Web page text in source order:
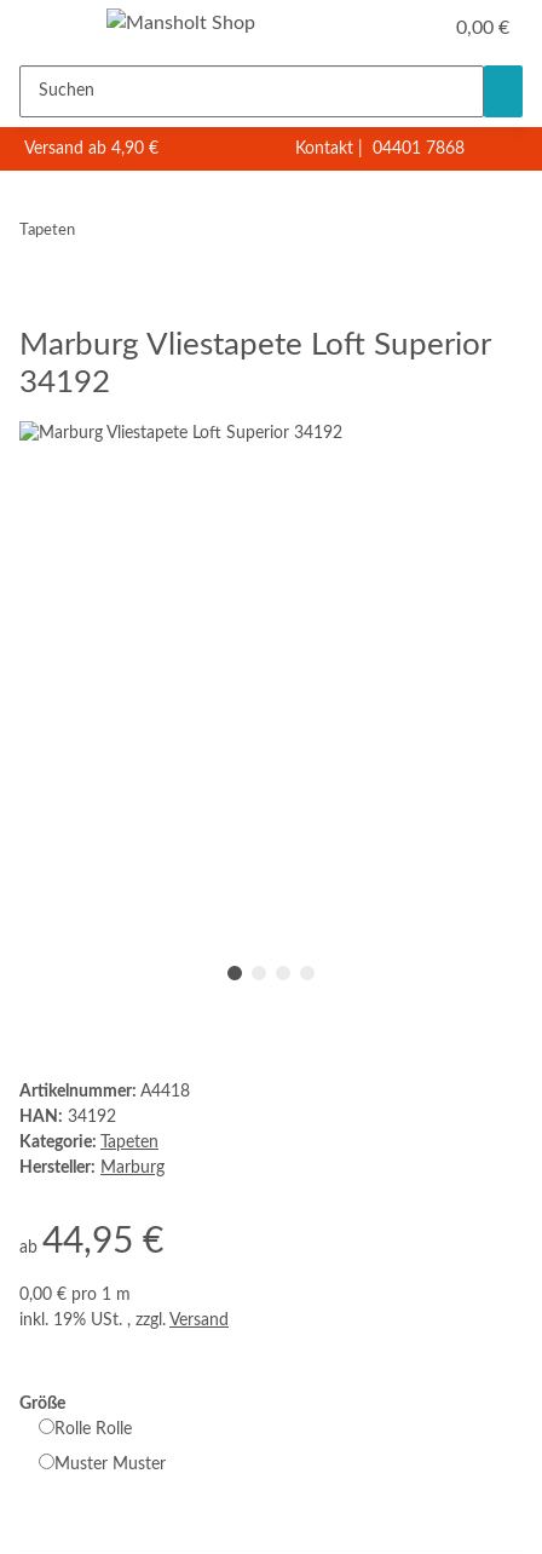
0,00 €
Versand ab 4,90 € Kontakt 04401 7868
Tapeten
Marburg Vliestapete Loft Superior
34192
Artikelnummer: A4418
HAN: 34192
Kategorie:
Tapeten
Hersteller: Marburg
ab 44,95 €
0,00 € pro 1 m
inkl. 19% USt. , zzgl. Versand
Größe
Rolle Rolle
Muster Muster